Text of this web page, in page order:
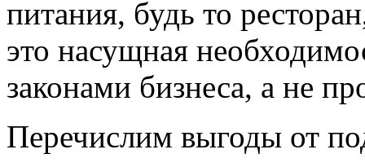
питания, будь то
это насущная
законами бизнеса, а не
Перечислим выгоды от